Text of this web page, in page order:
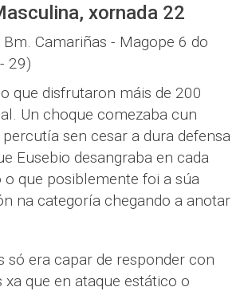
xornada 22
Bm. Camariñas - Magope 6 do
29)
que disfrutaron máis de 200
Un choque comezaba cun
sen cesar a dura defensa
Eusebio desangraba en cada
o que posiblemente foi a súa
na categoría chegando a anotar
só era capar de responder con
xa que en ataque estático o